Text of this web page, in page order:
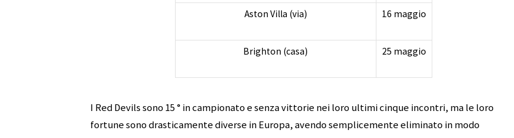
Aston Villa (via) 16 maggio
Brighton (casa) 25 maggio
I Red Devils sono 15 ° in campionato e senza vittorie nei loro ultimi cinque incontri, ma le loro
fortune sono drasticamente diverse in Europa, avendo semplicemente eliminato in modo